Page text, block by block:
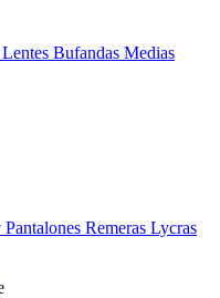
Lentes Bufandas Medias
Remeras Lycras